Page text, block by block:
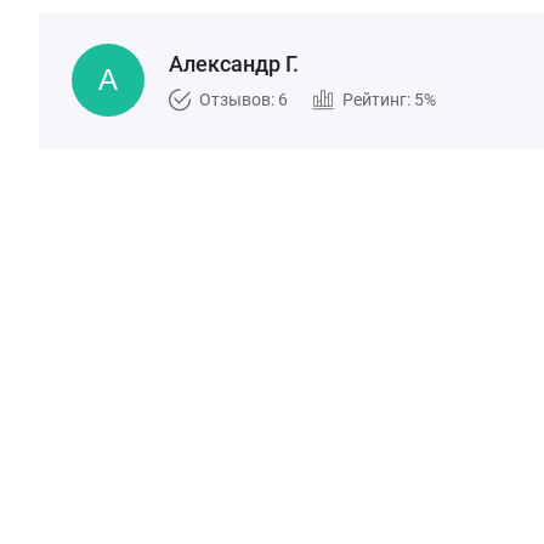
Александр Г.
Отзывов: 6 Рейтинг: 5%